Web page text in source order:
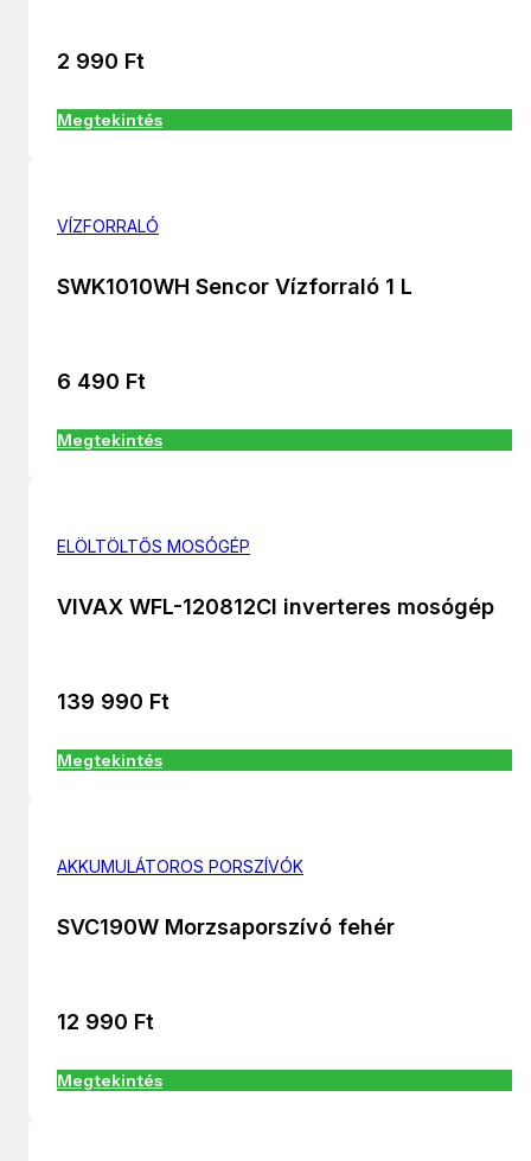
2 990 Ft
Megtekintés
VÍZFORRALÓ
SWK1010WH Sencor Vízforraló 1 L
6 490 Ft
Megtekintés
ELÖLTÖLTŐS MOSÓGÉP
VIVAX WFL-120812CI inverteres mosógép
139 990 Ft
Megtekintés
AKKUMULÁTOROS PORSZÍVÓK
SVC190W Morzsaporszívó fehér
12 990 Ft
Megtekintés